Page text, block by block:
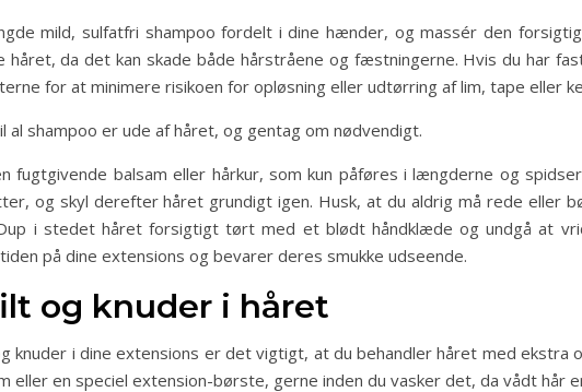
mild, sulfatfri shampoo fordelt i dine hænder, og massér den
håret, da det kan skade både hårstråene og fæstningerne. Hvis du har
for at minimere risikoen for opløsning eller udtørring af lim, tape eller
al shampoo er ude af håret, og gentag om nødvendigt.
fugtgivende balsam eller hårkur, som kun påføres i længderne og
og skyl derefter håret grundigt igen. Husk, at du aldrig må rede eller
i stedet håret forsigtigt tørt med et blødt håndklæde og undgå at
på dine extensions og bevarer deres smukke udseende.
og knuder i håret
knuder i dine extensions er det vigtigt, at du behandler håret med
eller en speciel extension-børste, gerne inden du vasker det, da vådt hår